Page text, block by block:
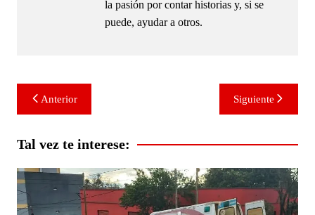
la pasión por contar historias y, si se
puede, ayudar a otros.
Navegación
de
entradas
Anterior Siguiente
Tal vez te interese: